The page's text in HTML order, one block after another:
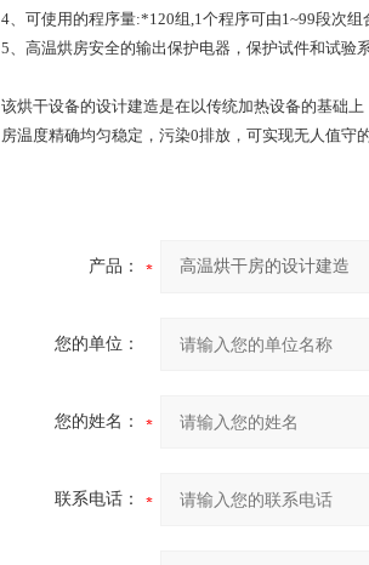
4、可使用的程序量:*120组,1个程序可由1~99段次组
5、高温烘房安全的输出保护电器，保护试件和试验
该烘干设备的设计建造是在以传统加热设备的基础
房温度精确均匀稳定，污染0排放，可实现无人值守的
产品：
您的单位：
您的姓名：
联系电话：